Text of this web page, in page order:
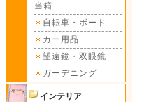
当箱
自転車・ボード
カー用品
望遠鏡・双眼鏡
ガーデニング
インテリア